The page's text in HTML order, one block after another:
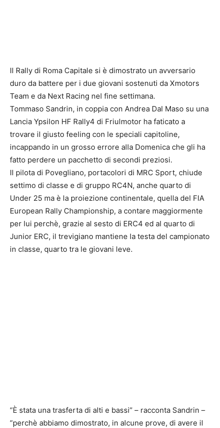
Il Rally di Roma Capitale si è dimostrato un avversario
duro da battere per i due giovani sostenuti da Xmotors
Team e da Next Racing nel fine settimana.
Tommaso Sandrin, in coppia con Andrea Dal Maso su una
Lancia Ypsilon HF Rally4 di Friulmotor ha faticato a
trovare il giusto feeling con le speciali capitoline,
incappando in un grosso errore alla Domenica che gli ha
fatto perdere un pacchetto di secondi preziosi.
Il pilota di Povegliano, portacolori di MRC Sport, chiude
settimo di classe e di gruppo RC4N, anche quarto di
Under 25 ma è la proiezione continentale, quella del FIA
European Rally Championship, a contare maggiormente
per lui perchè, grazie al sesto di ERC4 ed al quarto di
Junior ERC, il trevigiano mantiene la testa del campionato
in classe, quarto tra le giovani leve.
“È stata una trasferta di alti e bassi” – racconta Sandrin –
“perchè abbiamo dimostrato, in alcune prove, di avere il